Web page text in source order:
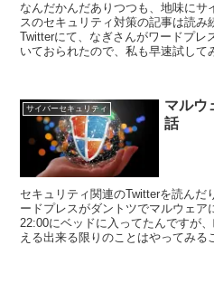
なんだかんだありつつも、地味にサ
スのセキュリティ対策の記事は読み
Twitterにて、なぎさんがワードプレ
いておられたので、私も早速試して
サイバーセキュリティ
マルウ
話
セキュリティ関連のTwitterを読んだ
ードプレスがダントツでマルウェア
22:00にベッドに入ってたんですが
える出来る限りのことはやってみる